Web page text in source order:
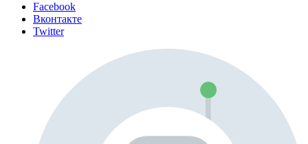
Facebook
Вконтакте
Twitter